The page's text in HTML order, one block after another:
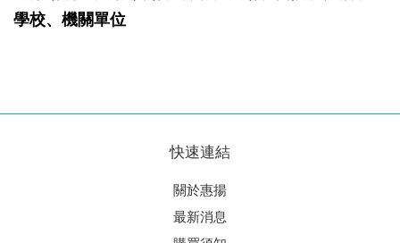
學校、機關單位
快速連結
關於惠揚
最新消息